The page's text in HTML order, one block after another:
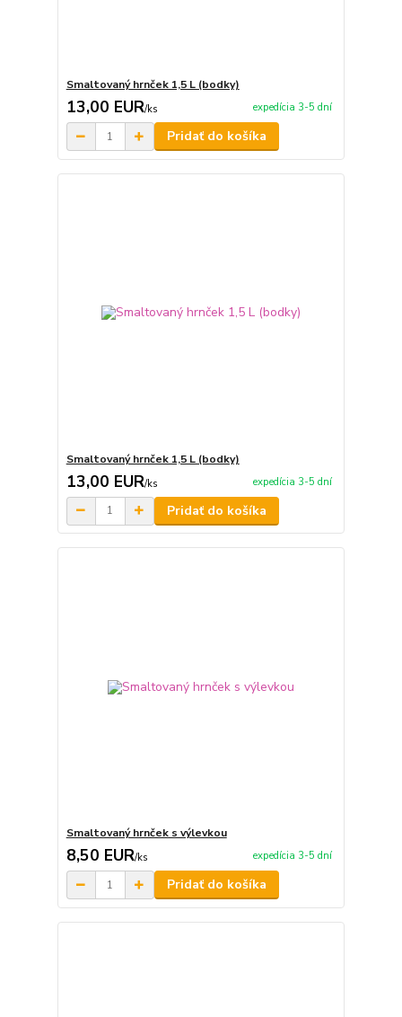
Smaltovaný hrnček 1,5 L (bodky)
13,00 EUR/ks expedícia 3-5 dní
Pridať do košíka
Smaltovaný hrnček 1,5 L (bodky)
13,00 EUR/ks expedícia 3-5 dní
Pridať do košíka
Smaltovaný hrnček s výlevkou
8,50 EUR/ks expedícia 3-5 dní
Pridať do košíka